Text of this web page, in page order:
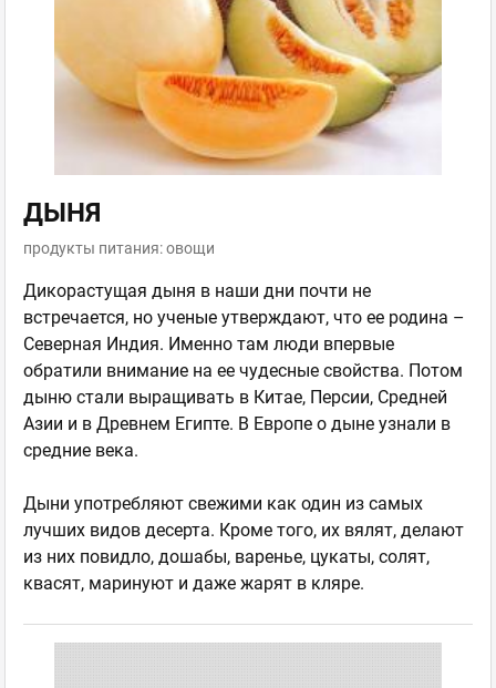
ДЫНЯ
продукты питания: овощи
Дикорастущая дыня в наши дни почти не
встречается, но ученые утверждают, что ее родина –
Северная Индия. Именно там люди впервые
обратили внимание на ее чудесные свойства. Потом
дыню стали выращивать в Китае, Персии, Средней
Азии и в Древнем Египте. В Европе о дыне узнали в
средние века.
Дыни употребляют свежими как один из самых
лучших видов десерта. Кроме того, их вялят, делают
из них повидло, дошабы, варенье, цукаты, солят,
квасят, маринуют и даже жарят в кляре.